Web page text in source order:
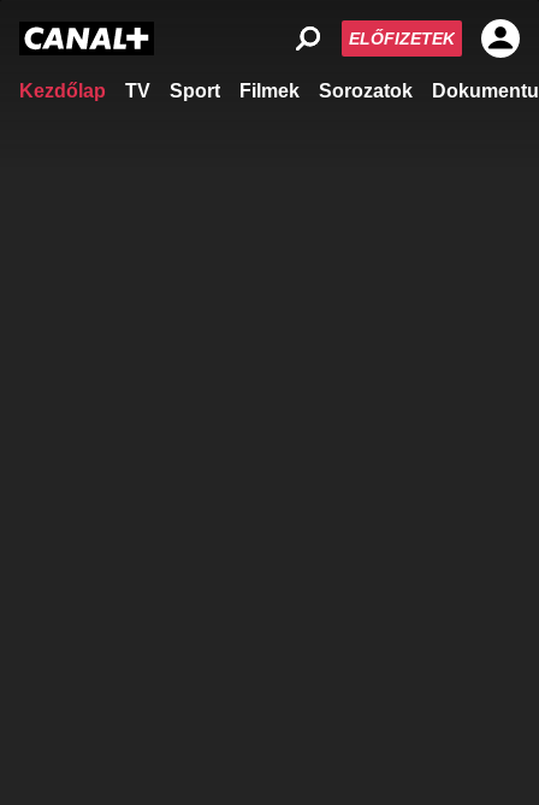
Kezdőlap TV Sport Filmek Sorozatok
ELŐFIZETEK